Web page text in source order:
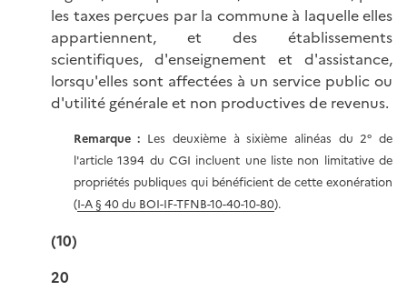
les taxes perçues par la commune à laquelle elles
appartiennent, et des établissements
scientifiques, d'enseignement et d'assistance,
lorsqu'elles sont affectées à un service public ou
d'utilité générale et non productives de revenus.
Remarque : Les deuxième à sixième alinéas du 2° de
l'article 1394 du CGI incluent une liste non limitative de
propriétés publiques qui bénéficient de cette exonération
(I-A § 40 du BOI-IF-TFNB-10-40-10-80).
(10)
20